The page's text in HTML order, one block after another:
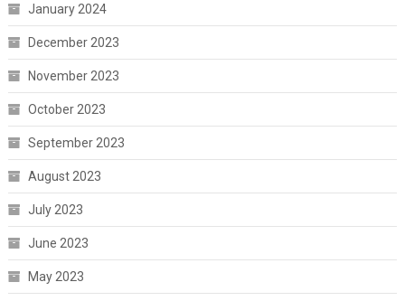
January 2024
December 2023
November 2023
October 2023
September 2023
August 2023
July 2023
June 2023
May 2023